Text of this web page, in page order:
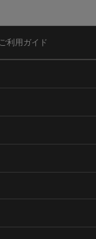
利用ガイド